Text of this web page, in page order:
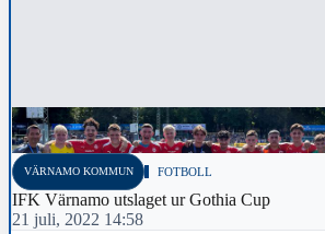
VÄRNAMO KOMMUN FOTBOLL
IFK Värnamo utslaget ur Gothia Cup
21 juli, 2022 14:58